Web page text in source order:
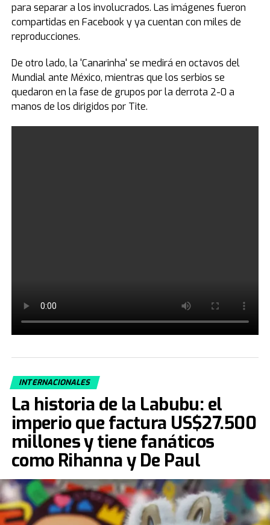
para separar a los involucrados. Las imágenes fueron
compartidas en Facebook y ya cuentan con miles de
reproducciones.
De otro lado, la 'Canarinha' se medirá en octavos del
Mundial ante México, mientras que los serbios se
quedaron en la fase de grupos por la derrota 2-0 a
manos de los dirigidos por Tite.
INTERNACIONALES
La historia de la Labubu: el
imperio que factura US$27.500
millones y tiene fanáticos
como Rihanna y De Paul